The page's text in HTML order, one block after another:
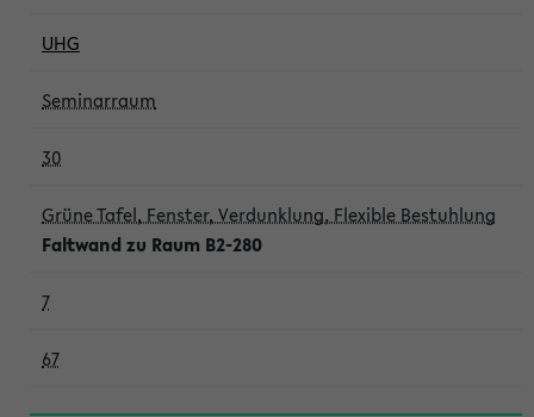
UHG
Seminarraum
30
Grüne Tafel, Fenster, Verdunklung, Flexible Bestuhlung
Faltwand zu Raum B2-280
7
67